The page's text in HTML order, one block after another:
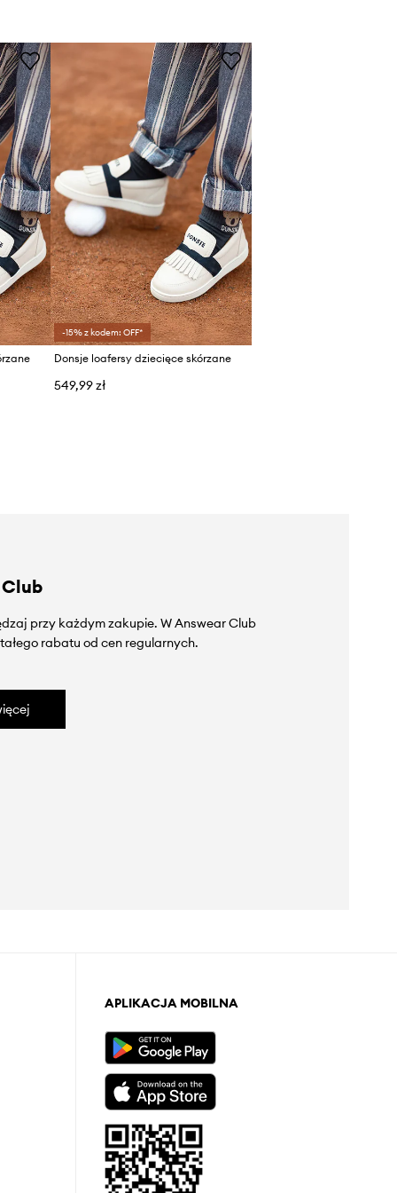
-15% z kodem: OFF*
Donsje loafersy dziecięce skórzane
549,99 zł
przy każdym zakupie. W Answear Club
rabatu od cen regularnych.
APLIKACJA MOBILNA